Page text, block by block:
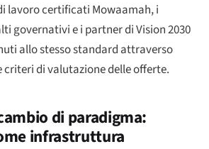
lavoro certificati Mowaamah, i
governativi e i partner di Vision 2030
allo stesso standard attraverso
di valutazione delle offerte.
di paradigma:
infrastruttura